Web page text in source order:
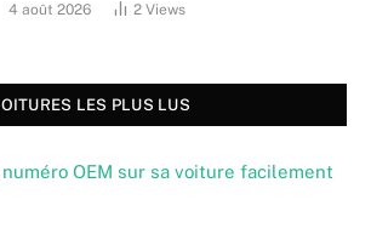
4 août 2026 2 Views
LES PLUS LUS
OEM sur sa voiture facilement